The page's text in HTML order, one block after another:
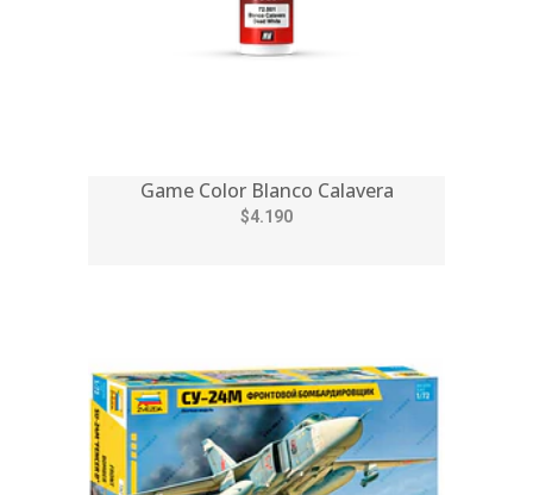
Game Color Blanco Calavera
$4.190